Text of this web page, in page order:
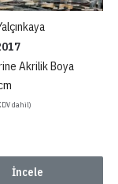
Akrilik Boya
dahil)
İncele